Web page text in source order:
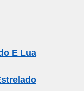
E Lua